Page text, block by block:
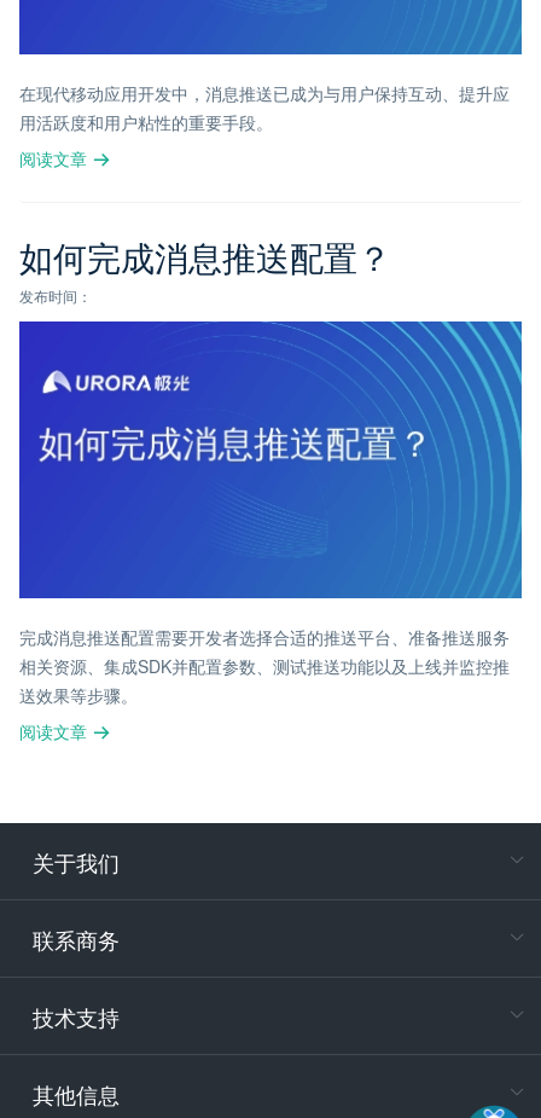
在现代移动应用开发中，消息推送已成为与用户保持互动、提升应
用活跃度和用户粘性的重要手段。
阅读文章
如何完成消息推送配置？
发布时间：
完成消息推送配置需要开发者选择合适的推送平台、准备推送服务
相关资源、集成SDK并配置参数、测试推送功能以及上线并监控推
送效果等步骤。
阅读文章
关于我们
联系商务
技术支持
其他信息
电
400-